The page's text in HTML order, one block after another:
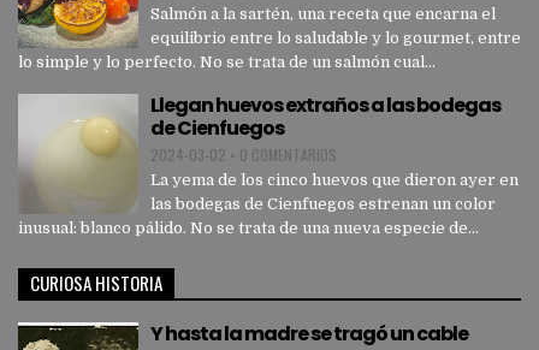
Salmón a la sartén, una receta que encarna el
equilibrio entre lo saludable y lo gourmet, entre
lo simple y lo perfecto. No se trata de un salmón cual...
Llegan huevos extraños a las bodegas
de Cienfuegos
2024-03-02 • 0 COMENTARIOS
La yema de los cinco huevos que dieron ayer en
las bodegas de Cienfuegos estrenan un color
inusual: blanco pálido. No se trata de una nueva especie de...
CURIOSA HISTORIA
Y hasta la madre se tragó un cable